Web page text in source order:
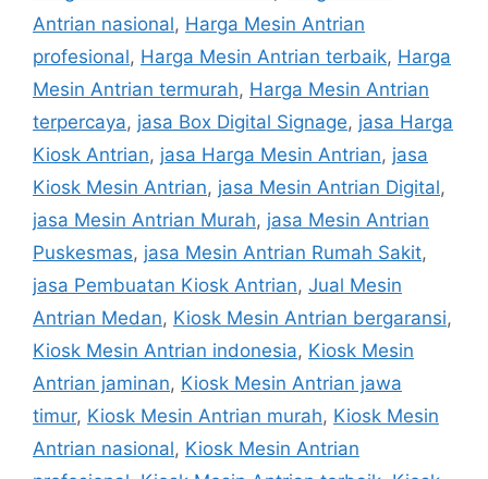
Antrian nasional, Harga Mesin Antrian
profesional, Harga Mesin Antrian terbaik, Harga
Mesin Antrian termurah, Harga Mesin Antrian
terpercaya, jasa Box Digital Signage, jasa Harga
Kiosk Antrian, jasa Harga Mesin Antrian, jasa
Kiosk Mesin Antrian, jasa Mesin Antrian Digital,
jasa Mesin Antrian Murah, jasa Mesin Antrian
Puskesmas, jasa Mesin Antrian Rumah Sakit,
jasa Pembuatan Kiosk Antrian, Jual Mesin
Antrian Medan, Kiosk Mesin Antrian bergaransi,
Kiosk Mesin Antrian indonesia, Kiosk Mesin
Antrian jaminan, Kiosk Mesin Antrian jawa
timur, Kiosk Mesin Antrian murah, Kiosk Mesin
Antrian nasional, Kiosk Mesin Antrian